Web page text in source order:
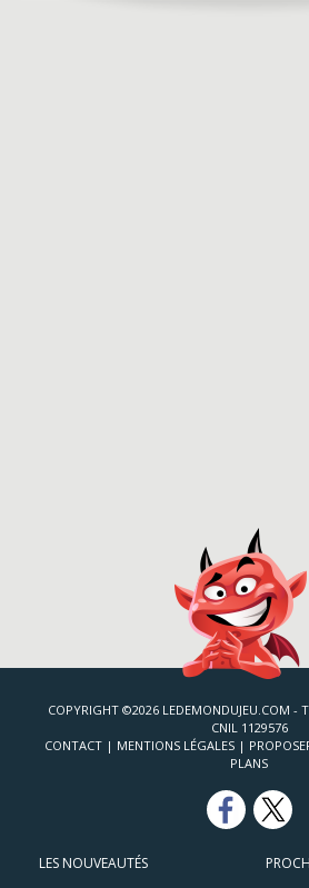
COPYRIGHT ©2026 LEDEMONDUJEU.COM -
CNIL 1129576
CONTACT | MENTIONS LÉGALES |
PLANS
LES NOUVEAUTÉS